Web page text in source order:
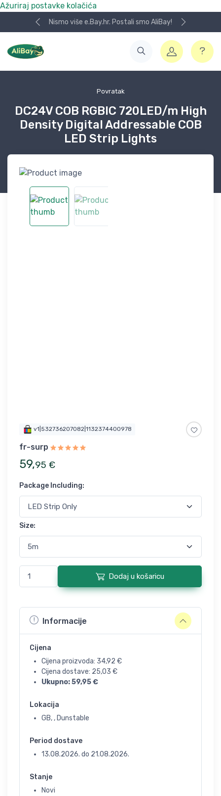
Ažuriraj postavke kolačića
Nismo više e.Bay.hr. Postali smo AliBay!
Povratak
DC24V COB RGBIC 720LED/m High
Density Digital Addressable COB
LED Strip Lights
v1|532736207082|1132374400978
fr-surp
59,95 €
Package Including:
Size:
Dodaj u košaricu
Informacije
Cijena
Cijena proizvoda: 34,92 €
Cijena dostave: 25,03 €
Ukupno:59,95€
Lokacija
GB, , Dunstable
Period dostave
13.08.2026. do 21.08.2026.
Stanje
Novi